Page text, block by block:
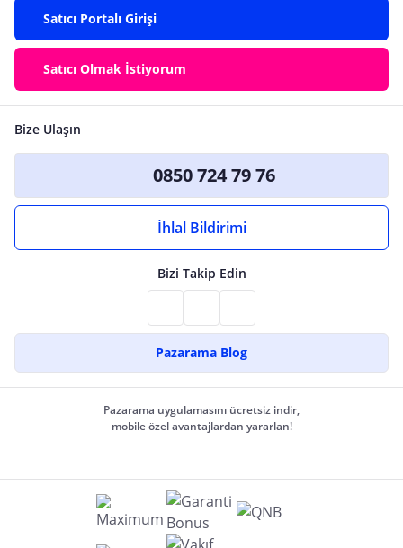
Satıcı Portalı Girişi
Satıcı Olmak İstiyorum
Bize Ulaşın
0850 724 79 76
İhlal Bildirimi
Bizi Takip Edin
Pazarama Blog
Pazarama uygulamasını ücretsiz indir,
mobile özel avantajlardan yararlan!